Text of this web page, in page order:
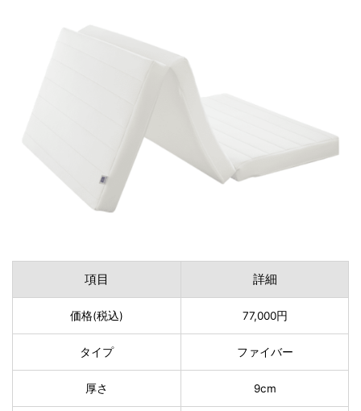
項目 詳細
価格(税込) 77,000円
タイプ ファイバー
厚さ 9cm